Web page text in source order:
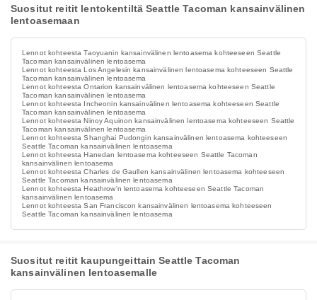
Suositut reitit lentokentiltä Seattle Tacoman kansainvälinen
lentoasemaan
Lennot kohteesta Taoyuanin kansainvälinen lentoasema kohteeseen Seattle
Tacoman kansainvälinen lentoasema
Lennot kohteesta Los Angelesin kansainvälinen lentoasema kohteeseen Seattle
Tacoman kansainvälinen lentoasema
Lennot kohteesta Ontarion kansainvälinen lentoasema kohteeseen Seattle
Tacoman kansainvälinen lentoasema
Lennot kohteesta Incheonin kansainvälinen lentoasema kohteeseen Seattle
Tacoman kansainvälinen lentoasema
Lennot kohteesta Ninoy Aquinon kansainvälinen lentoasema kohteeseen Seattle
Tacoman kansainvälinen lentoasema
Lennot kohteesta Shanghai Pudongin kansainvälinen lentoasema kohteeseen
Seattle Tacoman kansainvälinen lentoasema
Lennot kohteesta Hanedan lentoasema kohteeseen Seattle Tacoman
kansainvälinen lentoasema
Lennot kohteesta Charles de Gaullen kansainvälinen lentoasema kohteeseen
Seattle Tacoman kansainvälinen lentoasema
Lennot kohteesta Heathrow'n lentoasema kohteeseen Seattle Tacoman
kansainvälinen lentoasema
Lennot kohteesta San Franciscon kansainvälinen lentoasema kohteeseen
Seattle Tacoman kansainvälinen lentoasema
Suositut reitit kaupungeittain Seattle Tacoman
kansainvälinen lentoasemalle